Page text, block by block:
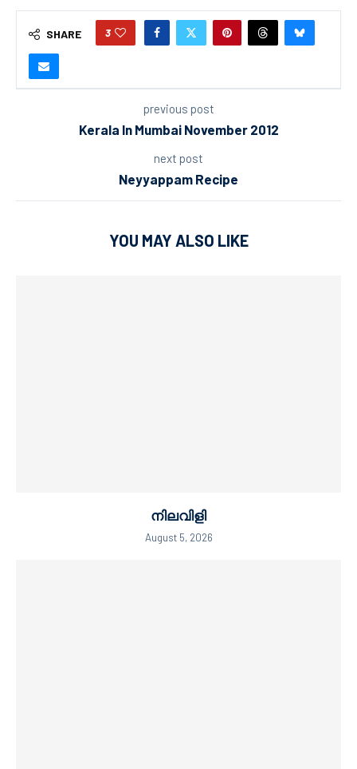
SHARE 3
previous post
Kerala In Mumbai November 2012
next post
Neyyappam Recipe
YOU MAY ALSO LIKE
നിലവിളി
August 5, 2026